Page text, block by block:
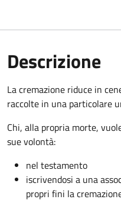
Descrizione
La cremazione riduce in
raccolte in una particolare
Chi, alla propria morte,
sue volontà:
nel testamento
iscrivendosi a una
propri fini la